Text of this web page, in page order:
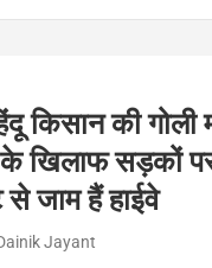
किसान की गोली
के खिलाफ सड़कों
जाम हैं हाईवे
Jayant